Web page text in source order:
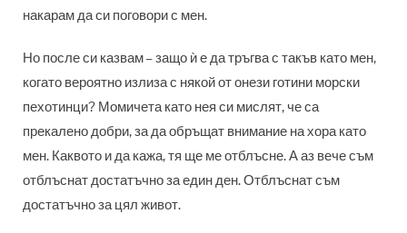
накарам да си поговори с мен.
Но после си казвам – защо ѝ е да тръгва с такъв като мен,
когато вероятно излиза с някой от онези готини морски
пехотинци? Момичета като нея си мислят, че са
прекалено добри, за да обръщат внимание на хора като
мен. Каквото и да кажа, тя ще ме отблъсне. А аз вече съм
отблъснат достатъчно за един ден. Отблъснат съм
достатъчно за цял живот.